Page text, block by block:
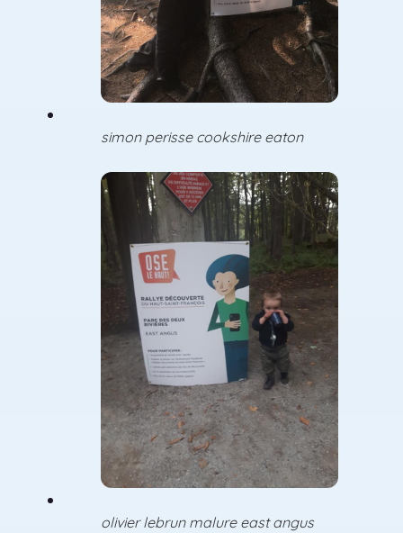
simon perisse cookshire eaton
olivier lebrun malure east angus